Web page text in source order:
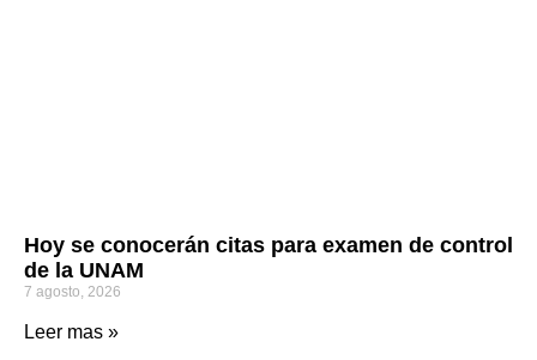
Hoy se conocerán citas para examen de control
de la UNAM
7 agosto, 2026
Leer mas »